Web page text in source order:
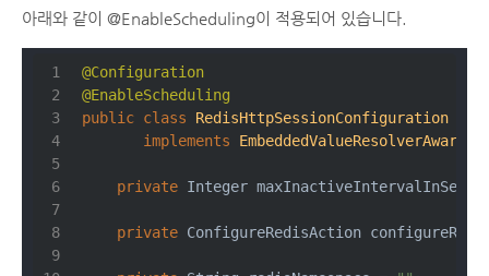
아래와 같이 @EnableScheduling이 적용되어 있습니다.
@Configuration
@EnableScheduling
public class RedisHttpSessionConfiguration
implements
EmbeddedValueResolverAware
private Integer
private ConfigureRedisAction